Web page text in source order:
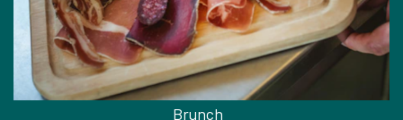
Brunch